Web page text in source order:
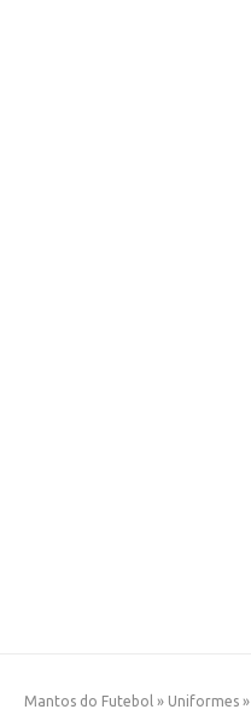
Mantos do Futebol » Uniformes »